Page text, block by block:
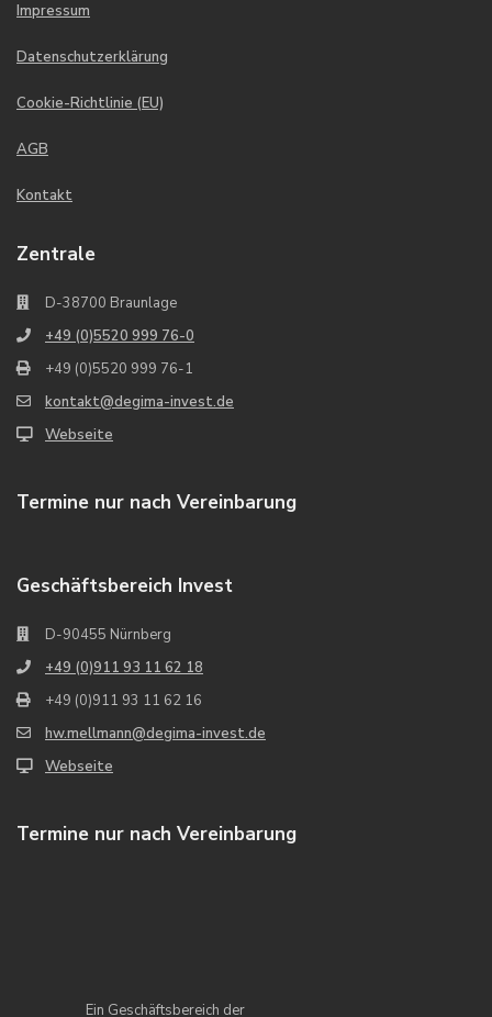
Impressum
Datenschutzerklärung
Cookie-Richtlinie (EU)
AGB
Kontakt
Zentrale
D-38700 Braunlage
+49 (0)5520 999 76-0
+49 (0)5520 999 76-1
kontakt@degima-invest.de
Webseite
Termine nur nach Vereinbarung
Geschäftsbereich Invest
D-90455 Nürnberg
+49 (0)911 93 11 62 18
+49 (0)911 93 11 62 16
hw.mellmann@degima-invest.de
Webseite
Termine nur nach Vereinbarung
Ein Geschäftsbereich der